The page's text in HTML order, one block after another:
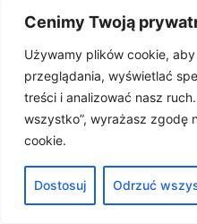
Cenimy Twoją
Używamy plików cookie,
przeglądania, wyświetlać
treści i analizować nasz
wszystko”, wyrażasz zgodę
cookie.
Dostosuj Odrzuć